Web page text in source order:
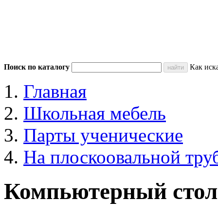
Поиск по каталогу Как
Главная
Школьная мебель
Парты ученические
На плоскоовальной
Компьютерный